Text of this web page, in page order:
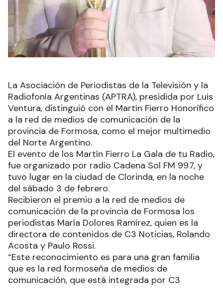
La Asociación de Periodistas de la Televisión y la
Radiofonía Argentinas (APTRA), presidida por Luis
Ventura, distinguió con el Martín Fierro Honorífico
a la red de medios de comunicación de la
provincia de Formosa, como el mejor multimedio
del Norte Argentino.
El evento de los Martín Fierro La Gala de tu Radio,
fue organizado por radio Cadena Sol FM 99.7, y
tuvo lugar en la ciudad de Clorinda, en la noche
del sábado 3 de febrero.
Recibieron el premio a la red de medios de
comunicación de la provincia de Formosa los
periodistas María Dolores Ramírez, quien es la
directora de contenidos de C3 Noticias, Rolando
Acosta y Paulo Rossi.
“Este reconocimiento es para una gran familia
que es la red formoseña de medios de
comunicación, que está integrada por C3